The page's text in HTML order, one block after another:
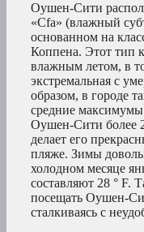
Оушен-Сити
«Cfa» (влажный
основанном на
Коппена. Этот тип
влажным летом, в
экстремальная с
образом, в городе
средние
Оушен-Сити более
делает его
пляже. Зимы
холодном месяце
составляют 28 ° F.
посещать Оушен-
сталкиваясь с